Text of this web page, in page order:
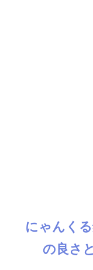
にゃんく
の良さ